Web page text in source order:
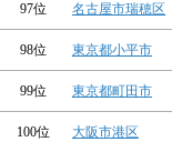
97位 名古屋市瑞穂区
98位 東京都小平市
99位 東京都町田市
100位 大阪市港区